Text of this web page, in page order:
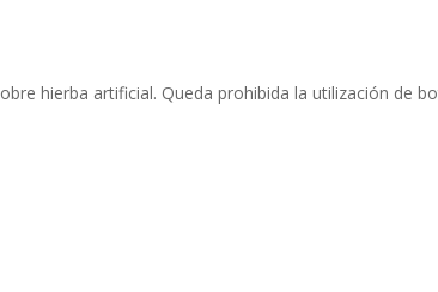
hierba artificial. Queda prohibida la utilización de